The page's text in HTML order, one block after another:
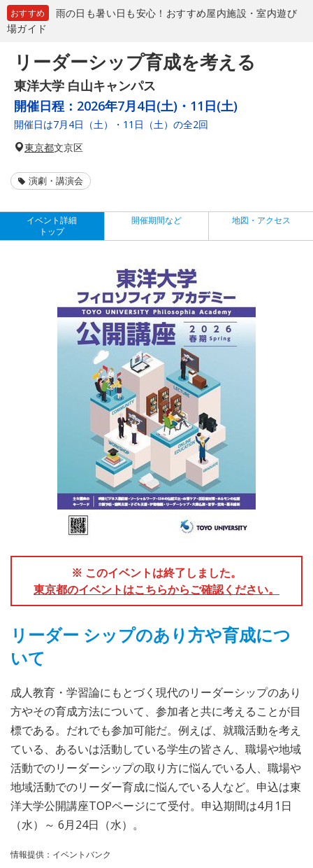
おすすめ
雨の日も暑い日も安心！おすすめ屋内施設・室内遊び
場ガイド
リーダーシップ育成を考える
東洋大学 白山キャンパス
開催日程： 2026年7月4日(土)・11日(土)
開催日は7月4日（土）・11日（土）の全2回
東京都文京区
演劇・講演会
イベント詳細
トップ
開催期間など 地図・アクセス
※ このイベントは終了しました。
東京都のイベントはこちらからご確認ください。
リーダー シップのあり方や育成につ
いて
成人教育・学習論にもとづく現代のリーダーシップのあり
方やその育成方法について、参加者と共に考えることが目
標である。だれでも参加可能だ。例えば、就職活動を考え
ている、あるいは活動している学生の皆さん、職場や地域
活動でのリーダーシップの取り方に悩んでいる人、職場や
地域活動でのリーダー育成に悩んでいる人など。申込は東
洋大学公開講座TOPページにて受付。申込期間は4月1日
（水）～ 6月24日（水）。
情報提供：イベントバンク